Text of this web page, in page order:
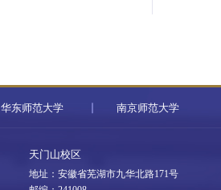
华东师范大学 南京师范大学
天门山校区
地址：安徽省芜湖市九华北路171号